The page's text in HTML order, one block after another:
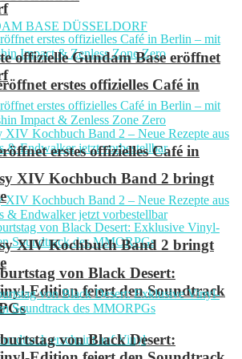
erstes offizielles Café in
XIV Kochbuch Band 2 bringt
von Black Desert:
Edition feiert den Soundtrack
offizielle Gundam Base eröffnet
erstes offizielles Café in
XIV Kochbuch Band 2 bringt
von Black Desert: